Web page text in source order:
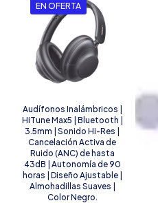
EN OFERTA
Audífonos Inalámbricos |
HiTune Max5 | Bluetooth |
3.5mm | Sonido Hi-Res |
Cancelación Activa de
Ruido (ANC) de hasta
43dB | Autonomía de 90
horas | Diseño Ajustable |
Almohadillas Suaves |
Color Negro.